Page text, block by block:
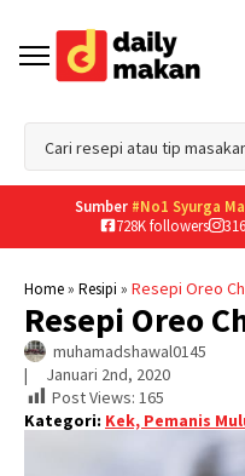
Sumber #No1 Syurga
728K followers
Home» Resipi » Resepi Oreo
Resepi Oreo
muhamadshawal0145
| Januari 2nd, 2020
Post Views: 165
Kategori: Kek, Pemanis